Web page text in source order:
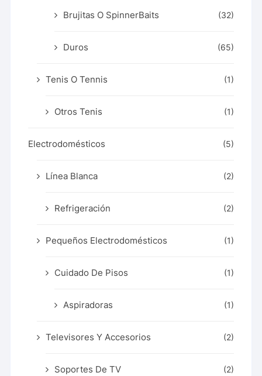
Brujitas O SpinnerBaits (32)
Duros (65)
Tenis O Tennis (1)
Otros Tenis (1)
Electrodomésticos (5)
Línea Blanca (2)
Refrigeración (2)
Pequeños Electrodomésticos (1)
Cuidado De Pisos (1)
Aspiradoras (1)
Televisores Y Accesorios (2)
Soportes De TV (2)